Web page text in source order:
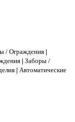
/ Ограждения |
| Заборы /
| Автоматические